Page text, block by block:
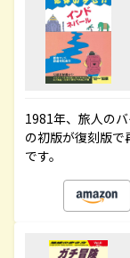
1981年、旅人の
の初版が復刻版
です。